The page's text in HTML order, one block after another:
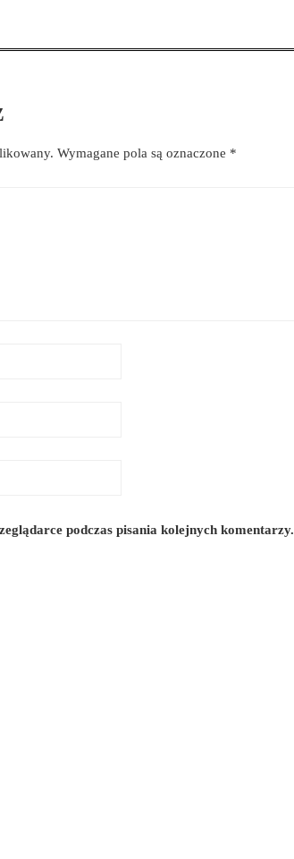
Wymagane pola są oznaczone *
podczas pisania kolejnych komentarzy.